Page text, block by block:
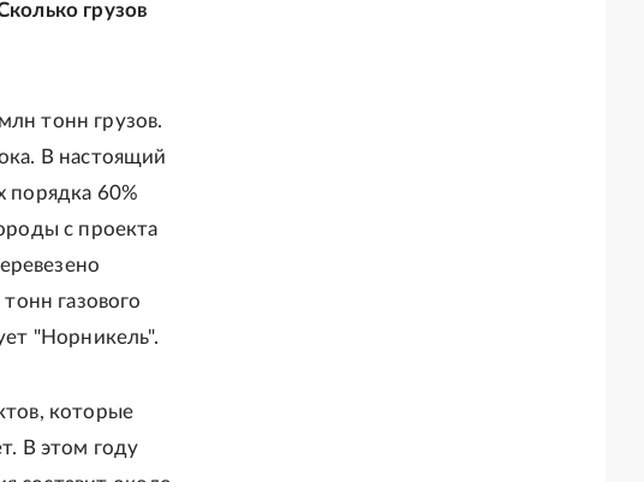
грузов
тонн грузов.
В настоящий
порядка 60%
с проекта
газового
"Норникель".
которые
В этом году